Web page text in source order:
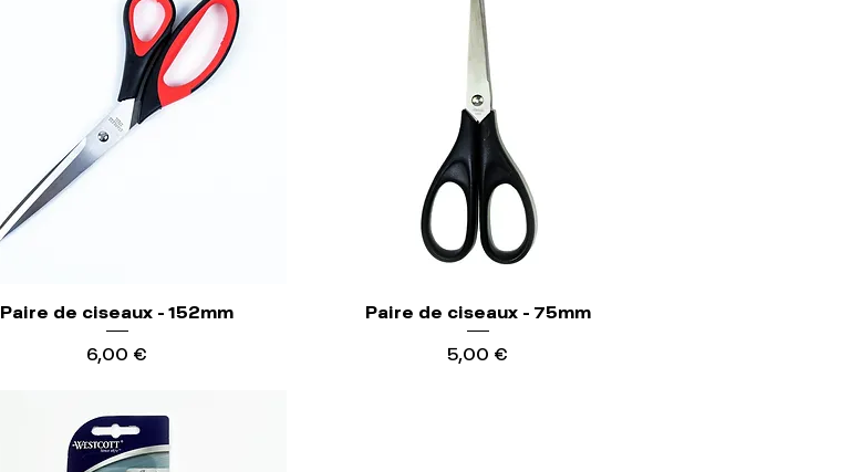
Paire de ciseaux - 152mm
Precio
6,00 €
Paire de ciseaux - 75mm
Precio
5,00 €